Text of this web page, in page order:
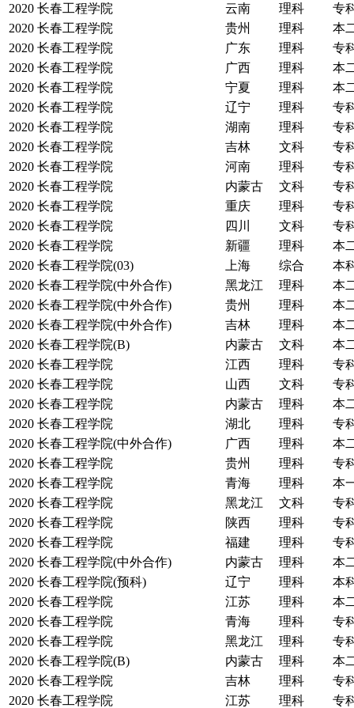
2020 长春工程学院 云南 理科
专
2020 长春工程学院 贵州 理科
本
2020 长春工程学院 广东 理科
专
2020 长春工程学院 广西 理科
本
2020 长春工程学院 宁夏 理科
本
2020 长春工程学院 辽宁 理科
专
2020 长春工程学院 湖南 理科
专
2020 长春工程学院 吉林 文科
专
2020 长春工程学院 河南 理科
专
2020 长春工程学院 内蒙古 文科
专
2020 长春工程学院 重庆 理科
专
2020 长春工程学院 四川 文科
专
2020 长春工程学院 新疆 理科
本
2020 长春工程学院(03) 上海 综合
本
2020 长春工程学院(中外合作) 黑龙江 理科
本
2020 长春工程学院(中外合作) 贵州 理科
本
2020 长春工程学院(中外合作) 吉林 理科
本
2020 长春工程学院(B) 内蒙古 文科
本
2020 长春工程学院 江西 理科
专
2020 长春工程学院 山西 文科
专
2020 长春工程学院 内蒙古 理科
本
2020 长春工程学院 湖北 理科
专
2020 长春工程学院(中外合作) 广西 理科
本
2020 长春工程学院 贵州 理科
专
2020 长春工程学院 青海 理科
本
2020 长春工程学院 黑龙江 文科
专
2020 长春工程学院 陕西 理科
专
2020 长春工程学院 福建 理科
专
2020 长春工程学院(中外合作) 内蒙古 理科
本
2020 长春工程学院(预科) 辽宁 理科
本
2020 长春工程学院 江苏 理科
本
2020 长春工程学院 青海 理科
专
2020 长春工程学院 黑龙江 理科
专
2020 长春工程学院(B) 内蒙古 理科
本
2020 长春工程学院 吉林 理科
专
2020 长春工程学院 江苏 理科
专